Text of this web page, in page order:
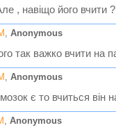
, навiщо його вчити ?
, Anonymous
так важко вчити на
, Anonymous
є то вчиться він
, Anonymous